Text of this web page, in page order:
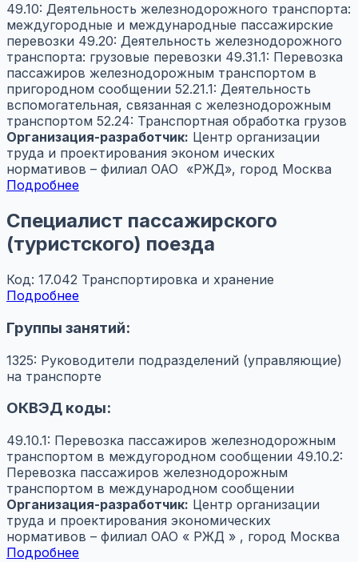
49.10: Деятельность железнодорожного транспорта:
междугородные и международные пассажирские
перевозки 49.20: Деятельность железнодорожного
транспорта: грузовые перевозки 49.31.1: Перевозка
пассажиров железнодорожным транспортом в
пригородном сообщении 52.21.1: Деятельность
вспомогательная, связанная с железнодорожным
транспортом 52.24: Транспортная обработка грузов
Организация-разработчик: Центр организации
труда и проектирования эконом ических
нормативов – филиал ОАО «РЖД», город Москва
Подробнее
Специалист пассажирского
(туристского) поезда
Код: 17.042 Транспортировка и хранение
Подробнее
Группы занятий:
1325: Руководители подразделений (управляющие)
на транспорте
ОКВЭД коды:
49.10.1: Перевозка пассажиров железнодорожным
транспортом в междугородном сообщении 49.10.2:
Перевозка пассажиров железнодорожным
транспортом в международном сообщении
Организация-разработчик: Центр организации
труда и проектирования экономических
нормативов – филиал ОАО « РЖД » , город Москва
Подробнее